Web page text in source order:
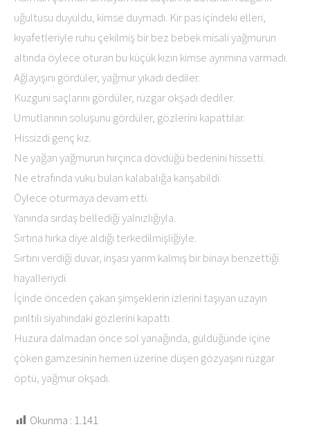
uğultusu duyuldu, kimse duymadı. Kir pas içindeki elleri,
kıyafetleriyle ruhu çekilmiş bir bez bebek misali yağmurun
altında öylece oturan bu küçük kızın kimse ayrımına varmadı.
Ağlayışını gördüler, yağmur yıkadı dediler.
Kuzguni saçlarını gördüler, rüzgar okşadı dediler.
Umutlarının soluşunu gördüler, gözlerini kapattılar.
Hissizdi genç kız.
Ne yağan yağmurun hırçınca dövdüğü bedenini hissetti.
Ne etrafında vuku bulan kalabalığa karışabildi.
Öylece oturmaya devam etti.
Yanında sırdaş bellediği yalnızlığıyla.
Sırtına hırka diye aldığı terkedilmişliğiyle.
Sırtını verdiği duvar, inşası yarım kalmış bir binayı benzettiği
hayalleriydi.
İçinde önceden çakan şimşeklerin izlerini taşıyan uzayın
pırıltılı siyahındaki gözlerini kapattı.
Huzura dalmadan önce sol yanağında, güldüğünde içine
çöken gamzesinin hemen üzerine düşen gözyaşını rüzgar
öptü, yağmur okşadı.
Okunma : 1.141